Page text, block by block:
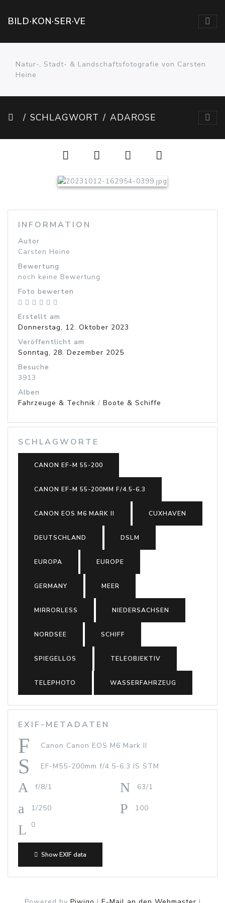
BILD·KON·SER·VE
Natur-, Stadt- & Landschaftsfotografie von Carsten
Heine
SCHLAGWORT ADAROSE
INFORMATION
Autor
Carsten Heine
Bewertung
noch keine Bewertung
Foto bewerten
Erstellt am
Donnerstag, 12. Oktober 2023
Veröffentlicht am
Sonntag, 28. Dezember 2025
Besuche
3913
Alben
Fahrzeuge & Technik / Boote & Schiffe
SCHLAGWORTE
CANON EF-M 55-200
CANON EF-M 55-200MM F/4.5-6.3
CANON EOS M6 MARK II CUXHAVEN
DEUTSCHLAND DSLM
EUROPA EUROPE
GERMANY MEER
MIRRORLESS NIEDERSACHSEN
NORDSEE SCHIFF
SPIEGELLOS TELEOBJEKTIV
TELEPHOTO WASSERFAHRZEUG
EXIF-METADATEN
Canon Canon EOS M6 Mark II
EF-M55-200mm f/4.5-6.3 IS STM
f/8/1 63/1
1/250
100
0
Show EXIF data